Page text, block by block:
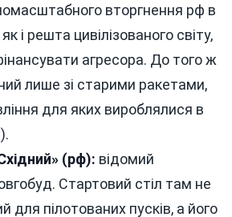
вторгнення рф в
і решта цивілізованого світу,
агресора. До того ж
лише зі старими ракетами,
для яких вироблялися в
(рф): відомий
Стартовий стіл там не
для пілотованих пусків, а його